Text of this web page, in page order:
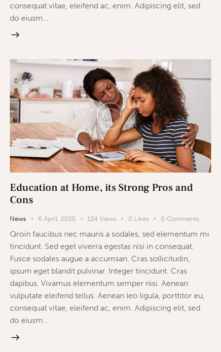
consequat vitae, eleifend ac, enim. Adipiscing elit, sed
do eiusm…
Education at Home, its Strong Pros and
Cons
News 6 April, 2020 124 Views 0 Likes 0 Comments
Qroin faucibus nec mauris a sodales, sed elementum mi
tincidunt. Sed eget viverra egestas nisi in consequat.
Fusce sodales augue a accumsan. Cras sollicitudin,
ipsum eget blandit pulvinar. Integer tincidunt. Cras
dapibus. Vivamus elementum semper nisi. Aenean
vulputate eleifend tellus. Aenean leo ligula, porttitor eu,
consequat vitae, eleifend ac, enim. Adipiscing elit, sed
do eiusm…